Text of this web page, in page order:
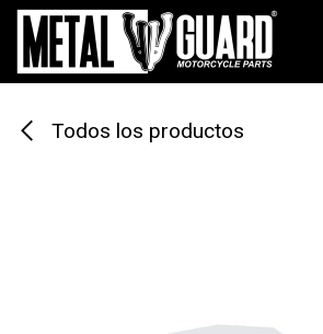
Ir al contenido
Todos los productos